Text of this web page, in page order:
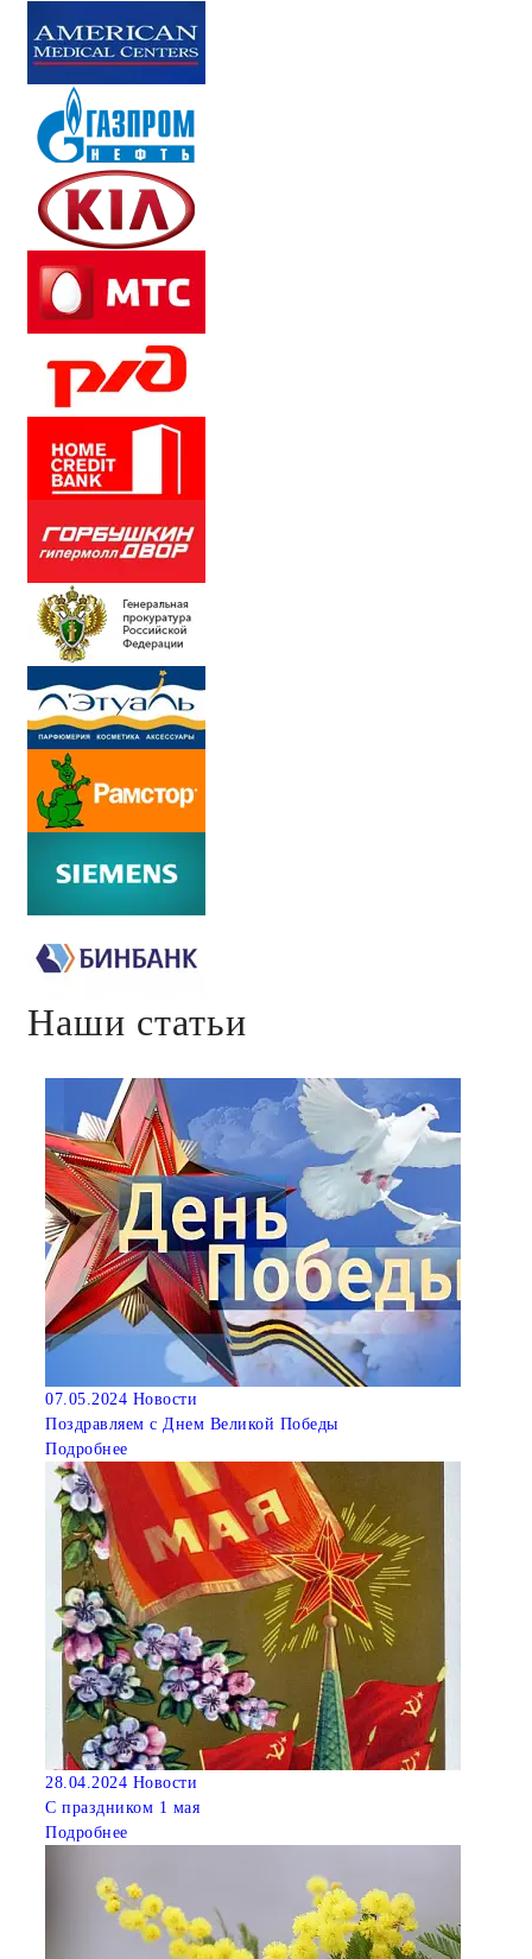
Наши статьи
07.05.2024 Новости
Поздравляем с Днем Великой Победы
Подробнее
28.04.2024 Новости
С праздником 1 мая
Подробнее